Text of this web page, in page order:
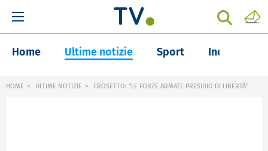
Home Ultime notizie Sport Inchieste
HOME ULTIME NOTIZIE CROSETTO: "LE FORZE ARMATE PRESIDIO DI LIBERTÀ"